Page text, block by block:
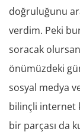
doğruluğunu
verdim. Peki
soracak
önümüzdeki
sosyal medya
bilinçli internet
bir parçası da